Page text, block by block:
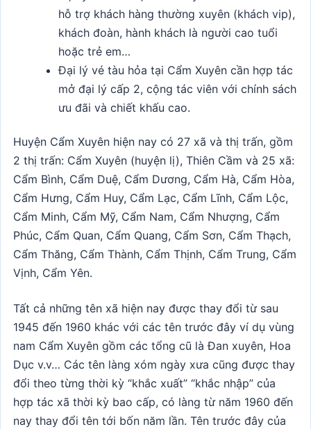
hỗ trợ khách hàng thường xuyên (khách vip),
khách đoàn, hành khách là người cao tuổi
hoặc trẻ em…
Đại lý vé tàu hỏa tại Cẩm Xuyên cần hợp tác
mở đại lý cấp 2, cộng tác viên với chính sách
ưu đãi và chiết khấu cao.
Huyện Cẩm Xuyên hiện nay có 27 xã và thị trấn, gồm
2 thị trấn: Cẩm Xuyên (huyện lị), Thiên Cầm và 25 xã:
Cẩm Bình, Cẩm Duệ, Cẩm Dương, Cẩm Hà, Cẩm Hòa,
Cẩm Hưng, Cẩm Huy, Cẩm Lạc, Cẩm Lĩnh, Cẩm Lộc,
Cẩm Minh, Cẩm Mỹ, Cẩm Nam, Cẩm Nhượng, Cẩm
Phúc, Cẩm Quan, Cẩm Quang, Cẩm Sơn, Cẩm Thạch,
Cẩm Thăng, Cẩm Thành, Cẩm Thịnh, Cẩm Trung, Cẩm
Vịnh, Cẩm Yên.
Tất cả những tên xã hiện nay được thay đổi từ sau
1945 đến 1960 khác với các tên trước đây ví dụ vùng
nam Cẩm Xuyên gồm các tổng cũ là Đan xuyên, Hoa
Dục v.v… Các tên làng xóm ngày xưa cũng được thay
đổi theo từng thời kỳ “khắc xuất” “khắc nhập” của
hợp tác xã thời kỳ bao cấp, có làng từ năm 1960 đến
nay thay đổi tên tới bốn năm lần. Tên trước đây của